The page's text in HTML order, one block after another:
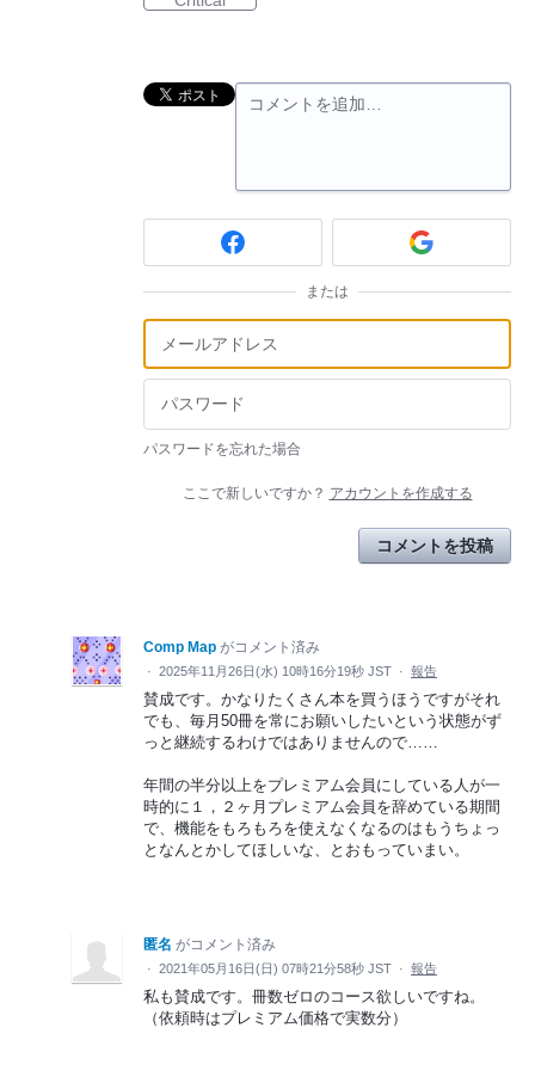
コメントを追加…
または
パスワードを忘れた場合
ここで新しいですか？ アカウントを作成する
コメントを投稿
Comp Map がコメント済み
· 2025年11月26日(水) 10時16分19秒 JST · 報告
賛成です。かなりたくさん本を買うほうですがそれ
でも、毎月50冊を常にお願いしたいという状態がず
っと継続するわけではありませんので……
年間の半分以上をプレミアム会員にしている人が一
時的に１，２ヶ月プレミアム会員を辞めている期間
で、機能をもろもろを使えなくなるのはもうちょっ
となんとかしてほしいな、とおもっていまい。
匿名 がコメント済み
· 2021年05月16日(日) 07時21分58秒 JST · 報告
私も賛成です。冊数ゼロのコース欲しいですね。
（依頼時はプレミアム価格で実数分）